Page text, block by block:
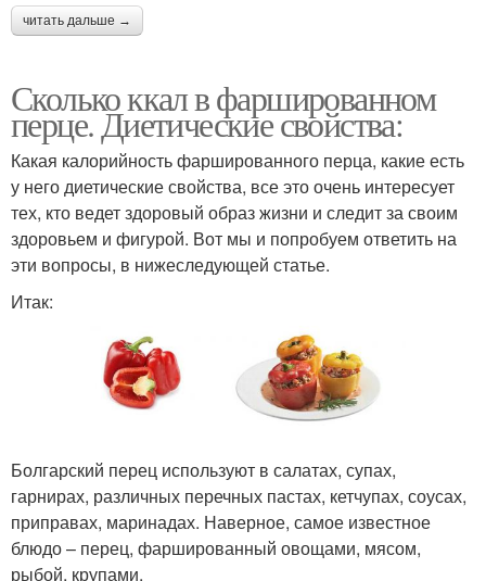
читать дальше →
Сколько ккал в фаршированном
перце. Диетические свойства:
Какая калорийность фаршированного перца, какие есть
у него диетические свойства, все это очень интересует
тех, кто ведет здоровый образ жизни и следит за своим
здоровьем и фигурой. Вот мы и попробуем ответить на
эти вопросы, в нижеследующей статье.
Итак:
Болгарский перец используют в салатах, супах,
гарнирах, различных перечных пастах, кетчупах, соусах,
приправах, маринадах. Наверное, самое известное
блюдо – перец, фаршированный овощами, мясом,
рыбой, крупами.